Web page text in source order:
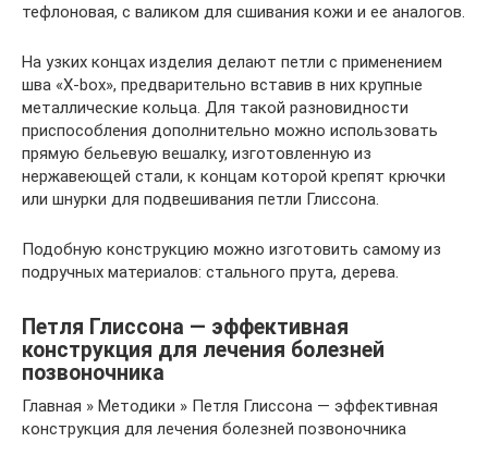
тефлоновая, с валиком для сшивания кожи и ее аналогов.
На узких концах изделия делают петли с применением
шва «X-box», предварительно вставив в них крупные
металлические кольца. Для такой разновидности
приспособления дополнительно можно использовать
прямую бельевую вешалку, изготовленную из
нержавеющей стали, к концам которой крепят крючки
или шнурки для подвешивания петли Глиссона.
Подобную конструкцию можно изготовить самому из
подручных материалов: стального прута, дерева.
Петля Глиссона — эффективная
конструкция для лечения болезней
позвоночника
Главная » Методики » Петля Глиссона — эффективная
конструкция для лечения болезней позвоночника